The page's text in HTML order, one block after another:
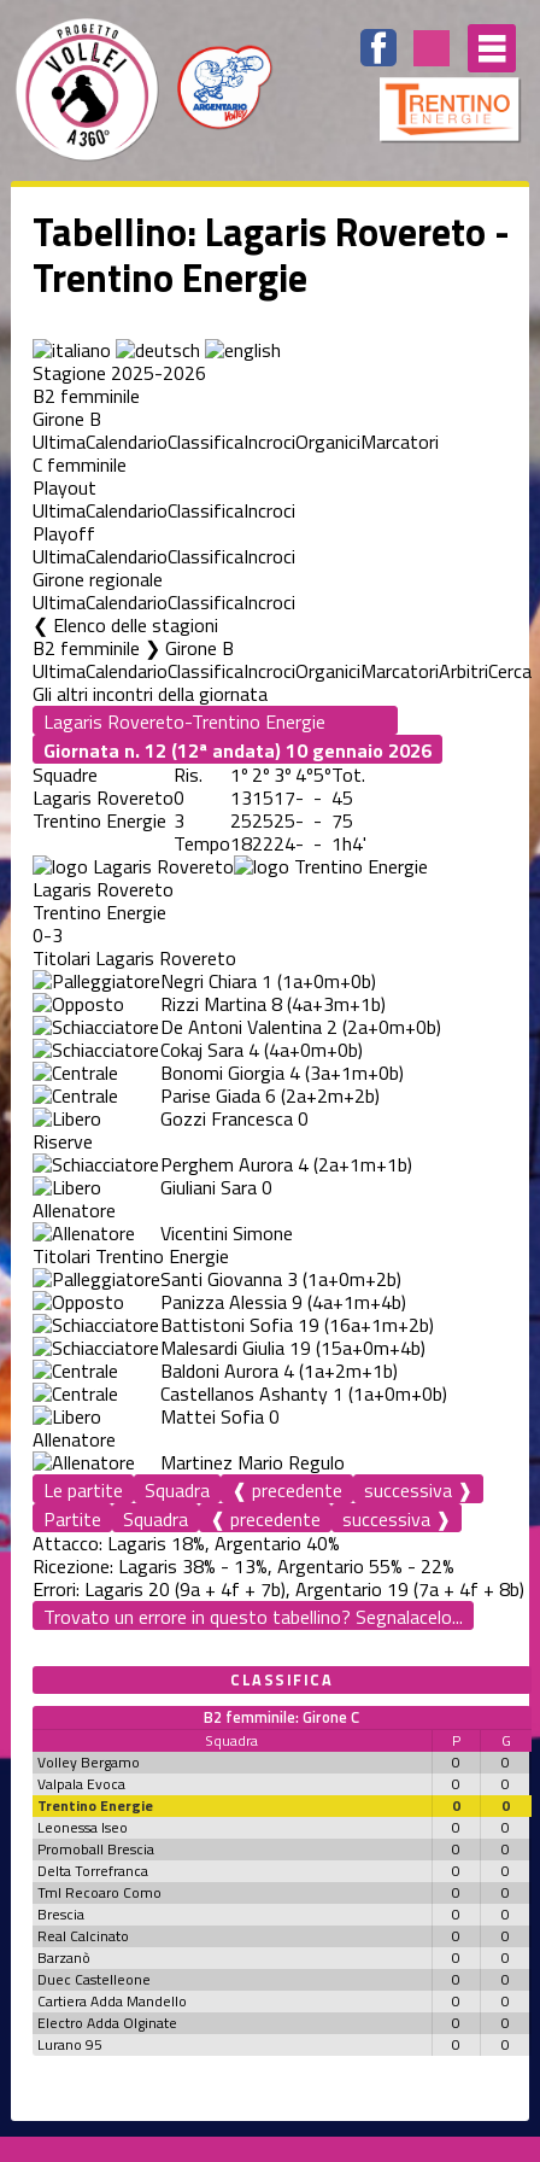
Tabellino: Lagaris Rovereto -
Trentino Energie
Stagione 2025-2026
B2 femminile
Girone B
UltimaCalendarioClassificaIncrociOrganiciMarcatori
C femminile
Playout
UltimaCalendarioClassificaIncroci
Playoff
UltimaCalendarioClassificaIncroci
Girone regionale
UltimaCalendarioClassificaIncroci
Elenco delle stagioni
B2 femminile ❯ Girone B
UltimaCalendarioClassificaIncrociOrganiciMarcatoriArbitriCerca
Gli altri incontri della giornata
Giornata n. 12 (12ª andata) 10 gennaio 2026
Squadre
Ris. 1º 2º 3º 4º5ºTot.
Lagaris Rovereto0 131517- - 45
Trentino Energie 3 252525- - 75
Tempo182224- - 1h4'
Lagaris Rovereto
Trentino Energie
0-3
Titolari Lagaris Rovereto
Negri Chiara 1 (1a+0m+0b)
Rizzi Martina8(4a+3m+1b)
De Antoni Valentina 2 (2a+0m+0b)
Cokaj Sara 4(4a+0m+0b)
Bonomi Giorgia 4(3a+1m+0b)
Parise Giada6 (2a+2m+2b)
Gozzi Francesca0
Riserve
Perghem Aurora 4(2a+1m+1b)
Giuliani Sara0
Allenatore
Vicentini Simone
Titolari Trentino Energie
Santi Giovanna 3 (1a+0m+2b)
Panizza Alessia9 (4a+1m+4b)
Battistoni Sofia 19 (16a+1m+2b)
Malesardi Giulia 19 (15a+0m+4b)
Baldoni Aurora 4(1a+2m+1b)
Castellanos Ashanty 1 (1a+0m+0b)
Mattei Sofia0
Allenatore
Martinez Mario Regulo
Le partite
Squadra ❰ precedente
successiva ❱
Partite
Squadra ❰ precedente
successiva ❱
Attacco: Lagaris 18%, Argentario 40%
Ricezione: Lagaris 38% - 13%, Argentario 55% - 22%
Errori: Lagaris 20 (9a + 4f + 7b), Argentario 19 (7a + 4f + 8b)
Trovato un errore in questo tabellino? Segnalacelo...
CLASSIFICA
B2 femminile: Girone C
Squadra P
G
Volley Bergamo
0
0
Valpala Evoca
0
0
Trentino Energie
0
0
Leonessa Iseo
0
0
Promoball Brescia
0
0
Delta Torrefranca
0
0
Tml Recoaro Como
0
0
Brescia
0
0
Real Calcinato
0
0
Barzanò
0
0
Duec Castelleone
0
0
Cartiera Adda Mandello
0
0
Electro Adda Olginate
0
0
Lurano 95
0 0